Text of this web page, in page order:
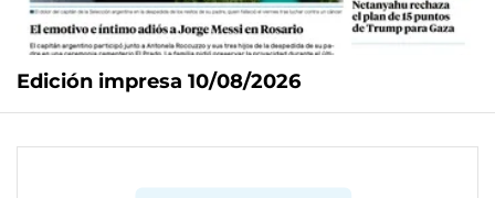
Edición impresa 10/08/2026